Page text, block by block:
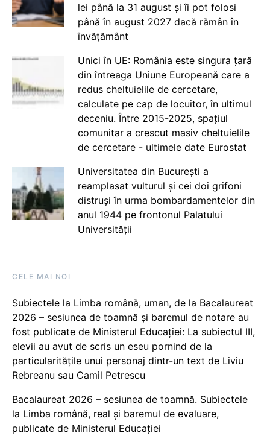
lei până la 31 august și îi pot folosi
până în august 2027 dacă rămân în
învățământ
Unici în UE: România este singura țară
din întreaga Uniune Europeană care a
redus cheltuielile de cercetare,
calculate pe cap de locuitor, în ultimul
deceniu. Între 2015-2025, spațiul
comunitar a crescut masiv cheltuielile
de cercetare - ultimele date Eurostat
Universitatea din București a
reamplasat vulturul și cei doi grifoni
distruși în urma bombardamentelor din
anul 1944 pe frontonul Palatului
Universității
CELE MAI NOI
Subiectele la Limba română, uman, de la Bacalaureat
2026 – sesiunea de toamnă și baremul de notare au
fost publicate de Ministerul Educației: La subiectul III,
elevii au avut de scris un eseu pornind de la
particularitățile unui personaj dintr-un text de Liviu
Rebreanu sau Camil Petrescu
Bacalaureat 2026 – sesiunea de toamnă. Subiectele
la Limba română, real și baremul de evaluare,
publicate de Ministerul Educației